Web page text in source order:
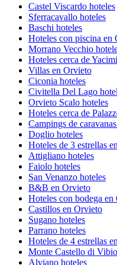
Castel Viscardo hoteles
Sferracavallo hoteles
Baschi hoteles
Hoteles con piscina en
Morrano Vecchio
Hoteles cerca de
Villas en Orvieto
Ciconia hoteles
Civitella Del Lago
Orvieto Scalo hoteles
Hoteles cerca de
Campings de
Doglio hoteles
Hoteles de 3 estrellas
Attigliano hoteles
Faiolo hoteles
San Venanzo hoteles
B&B en Orvieto
Hoteles con bodega en
Castillos en Orvieto
Sugano hoteles
Parrano hoteles
Hoteles de 4 estrellas
Monte Castello di
Alviano hoteles